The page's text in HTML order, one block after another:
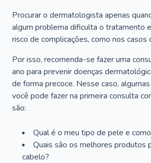
Procurar o dermatologista apenas
algum problema dificulta o tratamento
risco de complicações, como nos casos
Por isso, recomenda-se fazer uma
ano para prevenir doenças
de forma precoce. Nesse caso,
você pode fazer na primeira consulta
são:
Qual é o meu tipo de pele e
Quais são os melhores produtos
cabelo?